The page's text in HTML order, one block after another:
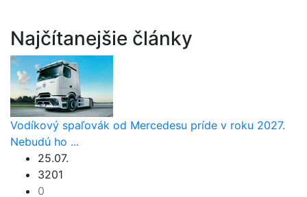
Najčítanejšie články
Vodíkový spaľovák od Mercedesu príde v roku 2027.
Nebudú ho ...
25.07.
3201
0